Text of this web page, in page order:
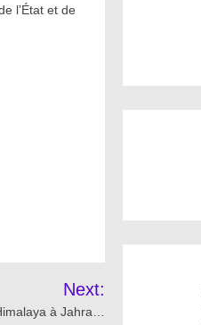
l’État et de
Next:
à Jahra…